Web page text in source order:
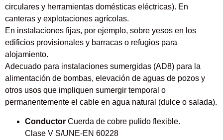
circulares y herramientas domésticas eléctricas). En
canteras y explotaciones agrícolas.
En instalaciones fijas, por ejemplo, sobre yesos en los
edificios provisionales y barracas o refugios para
alojamiento.
Adecuado para instalaciones sumergidas (AD8) para la
alimentación de bombas, elevación de aguas de pozos y
otros usos que impliquen sumergir temporal o
permanentemente el cable en agua natural (dulce o salada).
Conductor Cuerda de cobre pulido flexible.
Clase V S/UNE-EN 60228